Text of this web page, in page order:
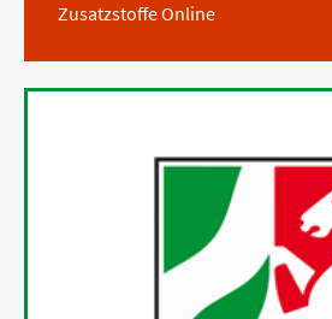
Zusatzstoffe Online